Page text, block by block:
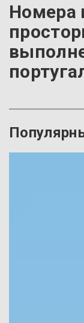
Номера